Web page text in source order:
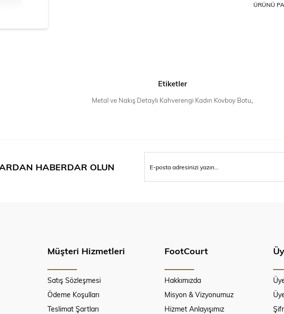
ÜRÜNÜ
Etiketler
Metal ve Nakış Detaylı Kahverengi Kadın Kovboy Botu
HABERDAR OLUN
Müşteri Hizmetleri
Satış Sözleşmesi
Ödeme Koşulları
Teslimat Şartları
FootCourt
Hakkımızda
Misyon & Vizyonumuz
Hizmet Anlayışımız